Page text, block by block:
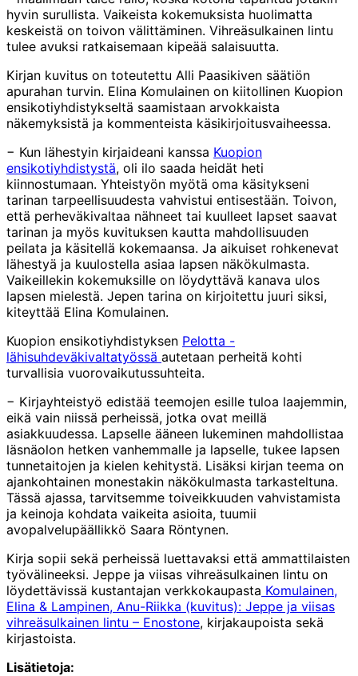
hyvin surullista. Vaikeista kokemuksista huolimatta
keskeistä on toivon välittäminen. Vihreäsulkainen lintu
tulee avuksi ratkaisemaan kipeää salaisuutta.
Kirjan kuvitus on toteutettu Alli Paasikiven säätiön
apurahan turvin. Elina Komulainen on kiitollinen Kuopion
ensikotiyhdistykseltä saamistaan arvokkaista
näkemyksistä ja kommenteista käsikirjoitusvaiheessa.
− Kun lähestyin kirjaideani kanssa Kuopion
ensikotiyhdistystä, oli ilo saada heidät heti
kiinnostumaan. Yhteistyön myötä oma käsitykseni
tarinan tarpeellisuudesta vahvistui entisestään. Toivon,
että perheväkivaltaa nähneet tai kuulleet lapset saavat
tarinan ja myös kuvituksen kautta mahdollisuuden
peilata ja käsitellä kokemaansa. Ja aikuiset rohkenevat
lähestyä ja kuulostella asiaa lapsen näkökulmasta.
Vaikeillekin kokemuksille on löydyttävä kanava ulos
lapsen mielestä. Jepen tarina on kirjoitettu juuri siksi,
kiteyttää Elina Komulainen.
Kuopion ensikotiyhdistyksen Pelotta -
lähisuhdeväkivaltatyössä autetaan perheitä kohti
turvallisia vuorovaikutussuhteita.
− Kirjayhteistyö edistää teemojen esille tuloa laajemmin,
eikä vain niissä perheissä, jotka ovat meillä
asiakkuudessa. Lapselle ääneen lukeminen mahdollistaa
läsnäolon hetken vanhemmalle ja lapselle, tukee lapsen
tunnetaitojen ja kielen kehitystä. Lisäksi kirjan teema on
ajankohtainen monestakin näkökulmasta tarkasteltuna.
Tässä ajassa, tarvitsemme toiveikkuuden vahvistamista
ja keinoja kohdata vaikeita asioita, tuumii
avopalvelupäällikkö Saara Röntynen.
Kirja sopii sekä perheissä luettavaksi että ammattilaisten
työvälineeksi. Jeppe ja viisas vihreäsulkainen lintu on
löydettävissä kustantajan verkkokaupasta Komulainen,
Elina & Lampinen, Anu-Riikka (kuvitus): Jeppe ja viisas
vihreäsulkainen lintu – Enostone, kirjakaupoista sekä
kirjastoista.
Lisätietoja: